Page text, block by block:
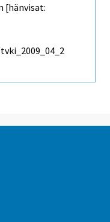
[hänvisat: